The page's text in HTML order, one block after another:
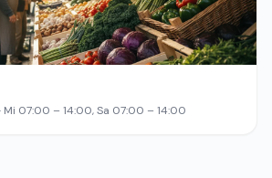
Mi 07:00 – 14:00, Sa 07:00 – 14:00